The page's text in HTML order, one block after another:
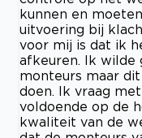
kunnen en
uitvoering bij
voor mij is dat ik
afkeuren. Ik wilde
monteurs maar
doen. Ik vraag
voldoende op de
kwaliteit van de